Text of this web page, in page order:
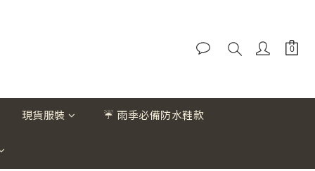
現貨服裝 ☔ 雨季必備防水鞋款